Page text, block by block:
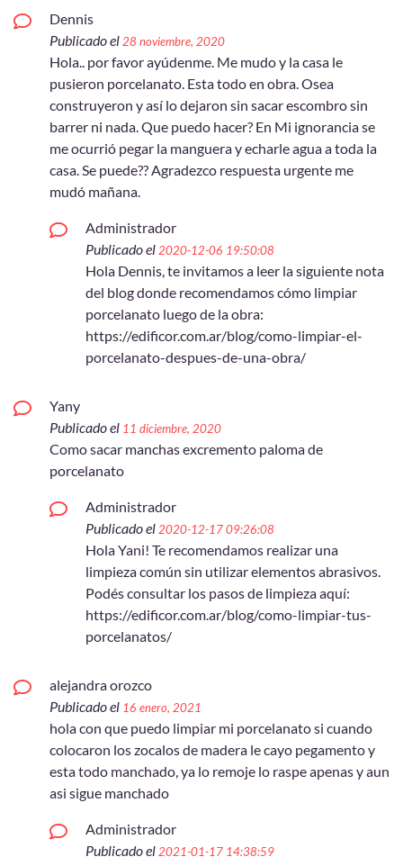
Dennis
Publicado el 28 noviembre, 2020
Hola.. por favor ayúdenme. Me mudo y la casa le
pusieron porcelanato. Esta todo en obra. Osea
construyeron y así lo dejaron sin sacar escombro sin
barrer ni nada. Que puedo hacer? En Mi ignorancia se
me ocurrió pegar la manguera y echarle agua a toda la
casa. Se puede?? Agradezco respuesta urgente me
mudó mañana.
Administrador
Publicado el 2020-12-06 19:50:08
Hola Dennis, te invitamos a leer la siguiente nota
del blog donde recomendamos cómo limpiar
porcelanato luego de la obra:
https://edificor.com.ar/blog/como-limpiar-el-
porcelanato-despues-de-una-obra/
Yany
Publicado el 11 diciembre, 2020
Como sacar manchas excremento paloma de
porcelanato
Administrador
Publicado el 2020-12-17 09:26:08
Hola Yani! Te recomendamos realizar una
limpieza común sin utilizar elementos abrasivos.
Podés consultar los pasos de limpieza aquí:
https://edificor.com.ar/blog/como-limpiar-tus-
porcelanatos/
alejandra orozco
Publicado el 16 enero, 2021
hola con que puedo limpiar mi porcelanato si cuando
colocaron los zocalos de madera le cayo pegamento y
esta todo manchado, ya lo remoje lo raspe apenas y aun
asi sigue manchado
Administrador
Publicado el 2021-01-17 14:38:59